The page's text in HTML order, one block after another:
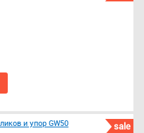
sale
и упор GW50